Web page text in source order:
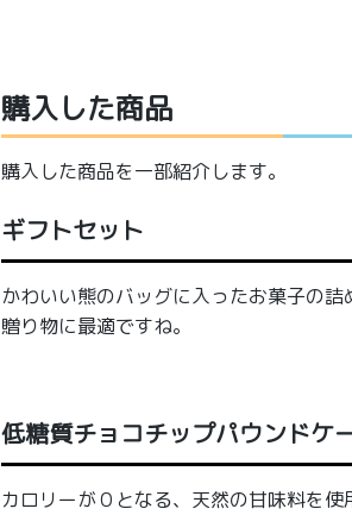
購入した商品
購入した商品を一部紹介します。
ギフトセット
かわいい熊のバッグに入ったお菓子の詰
贈り物に最適ですね。
低糖質チョコチップパウンドケ
カロリーが０となる、天然の甘味料を使